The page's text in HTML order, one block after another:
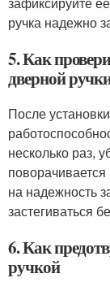
ручка надежно
5. Как
дверной
После
несколько раз,
на надежность
застегиваться
6. Как
ручкой